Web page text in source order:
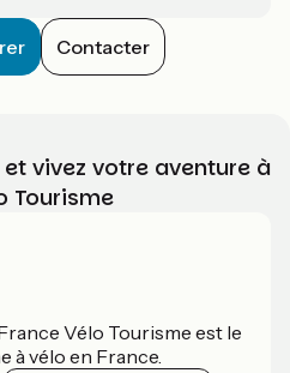
Contacter
et vivez votre aventure à
Tourisme
Vélo Tourisme est le
à vélo en France.